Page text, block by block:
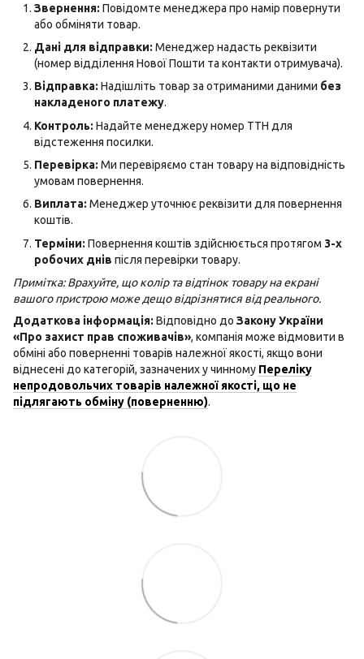
Звернення: Повідомте менеджера про намір повернути
або обміняти товар.
Дані для відправки: Менеджер надасть реквізити
(номер відділення Нової Пошти та контакти отримувача).
Відправка: Надішліть товар за отриманими даними без
накладеного платежу.
Контроль: Надайте менеджеру номер ТТН для
відстеження посилки.
Перевірка: Ми перевіряємо стан товару на відповідність
умовам повернення.
Виплата: Менеджер уточнює реквізити для повернення
коштів.
Терміни: Повернення коштів здійснюється протягом 3-х
робочих днів після перевірки товару.
Примітка: Врахуйте, що колір та відтінок товару на екрані
вашого пристрою може дещо відрізнятися від реального.
Додаткова інформація: Відповідно до Закону України
«Про захист прав споживачів», компанія може відмовити в
обміні або поверненні товарів належної якості, якщо вони
віднесені до категорій, зазначених у чинному Переліку
непродовольчих товарів належної якості, що не
підлягають обміну (поверненню).